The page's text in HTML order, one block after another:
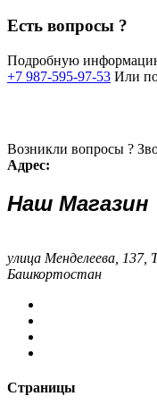
Есть вопросы ?
Подробную
+7 987-595-97-53 Или
Возникли вопросы ?
Адрес:
Наш Магазин
улица Менделеева,
Башкортостан
Страницы